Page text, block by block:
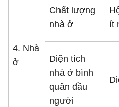
4. Nhà
ở
Chất lượng
nhà ở
ít
Diện tích
nhà ở bình
quân đầu
người